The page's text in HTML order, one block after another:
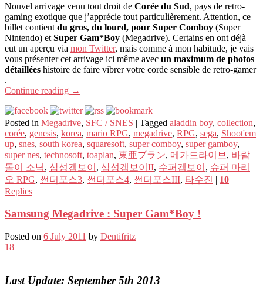
Nouvel arrivage venu tout droit de Corée du Sud, pays de retro-
gaming exotique que j’apprécie tout particulièrement. Attention, ce
billet contient du gros, du lourd, pour Super Comboy (Super
Nintendo) et Super Gam*Boy (Megadrive). Certains en ont déjà
eut un aperçu via mon Twitter, mais comme à mon habitude, je vais
vous présenter cet arrivage ici même avec un maximum de photos
détaillées histoire de faire vibrer votre corde sensible de retro-gamer
.
Continue reading →
Posted in Megadrive, SFC / SNES | Tagged aladdin boy, collection,
corée, genesis, korea, mario RPG, megadrive, RPG, sega, Shoot'em
up, snes, south korea, squaresoft, super comboy, super gamboy,
super nes, technosoft, toaplan, 東亜プラン, 메가드라이브 , 바람
돌이 소닉, 삼성겜보이 , 삼성겜보이II, 수퍼겜보이 , 슈퍼 마리
오 RPG, 썬더포스3, 썬더포스4, 썬더포스III, 타수진 | 10
Replies
Samsung Megadrive : Super Gam*Boy !
Posted on 6 July 2011 by Dentifritz
18
Last Update: September 5th 2013